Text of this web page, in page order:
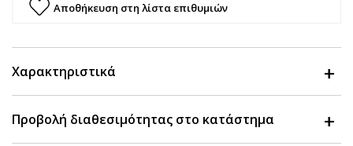
Αποθήκευση στη λίστα επιθυμιών
Χαρακτηριστικά
Προβολή διαθεσιμότητας στο κατάστημα